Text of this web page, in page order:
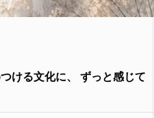
ける文化に、 ずっと感じて